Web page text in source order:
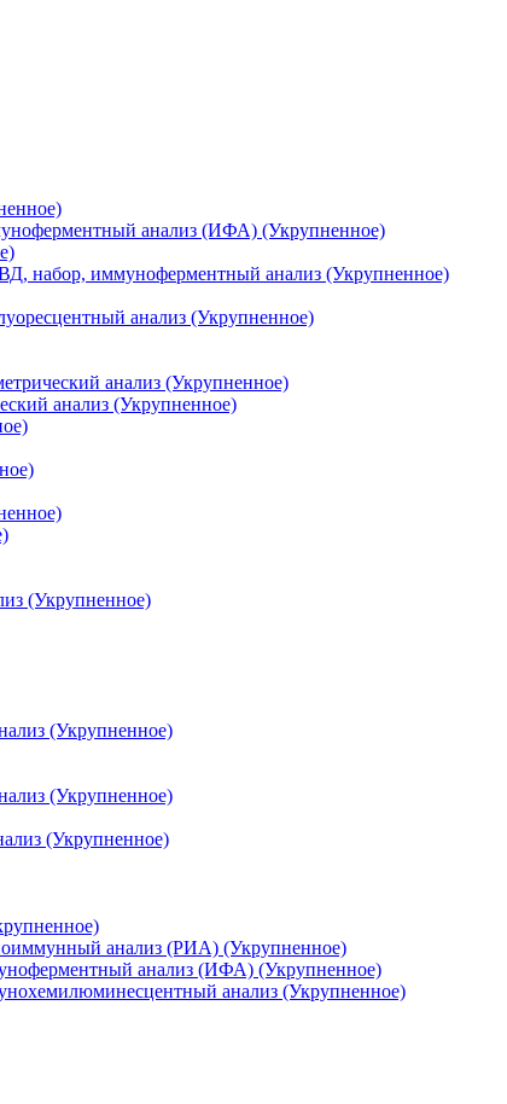
анализ (ИФА) (Укрупненное)
набор, иммуноферментный анализ (Укрупненное)
анализ (Укрупненное)
анализ (Укрупненное)
анализ (Укрупненное)
(Укрупненное)
(Укрупненное)
(Укрупненное)
(Укрупненное)
анализ (РИА) (Укрупненное)
анализ (ИФА) (Укрупненное)
анализ (Укрупненное)